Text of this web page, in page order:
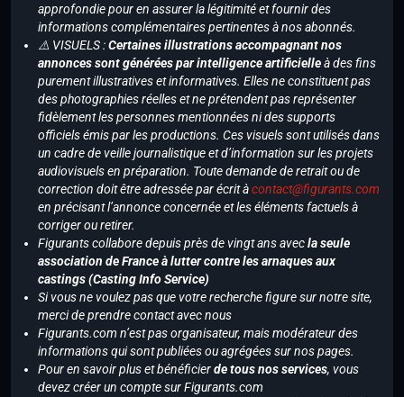
approfondie pour en assurer la légitimité et fournir des
informations complémentaires pertinentes à nos abonnés.
⚠️ VISUELS :Certaines illustrations accompagnant nos
annonces sont générées par intelligence artificielleà des fins
purement illustratives et informatives. Elles ne constituent pas
des photographies réelles et ne prétendent pas représenter
fidèlement les personnes mentionnées ni des supports
officiels émis par les productions. Ces visuels sont utilisés dans
un cadre de veille journalistique et d’information sur les projets
audiovisuels en préparation. Toute demande de retrait ou de
correction doit être adressée par écrit àcontact@figurants.com
en précisant l’annonce concernée et les éléments factuels à
corriger ou retirer.
Figurants collabore depuis près de vingt ans avecla seule
association de France à lutter contre les arnaques aux
castings (Casting Info Service)
Si vous ne voulez pas que votre recherche figure sur notre site,
merci de prendre contact avec nous
Figurants.com n’est pas organisateur, mais modérateur des
informations qui sont publiées ou agrégées sur nos pages.
Pour en savoir plus et bénéficierde tous nos services, vous
devez créer un compte sur Figurants.com